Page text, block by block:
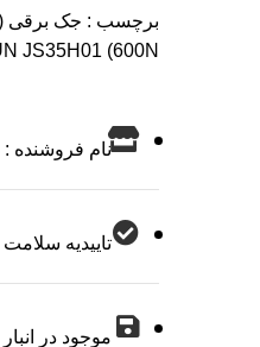
برچسب : جک برقی
JS35H01 (600N
نام فروشنده :
تاییدیه سلامت
موجود در